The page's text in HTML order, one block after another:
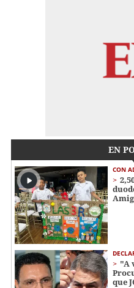
EN
CON
"A
que